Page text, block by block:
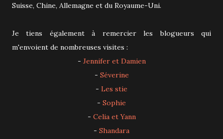
Suisse, Chine, Allemagne et du Royaume-Uni.
Je tiens également à remercier les blogueurs qui
m'envoient de nombreuses visites :
Jennifer et Damien
Séverine
Les stie
Sophie
Celia et Yann
Shandara